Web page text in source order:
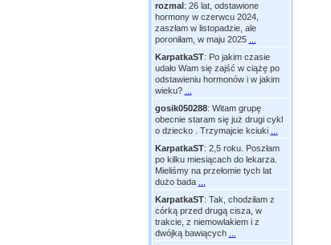
rozmal: 26 lat, odstawione
hormony w czerwcu 2024,
zaszłam w listopadzie, ale
poroniłam, w maju 2025
KarpatkaST: Po jakim czasie
udało Wam się zajść w ciążę po
odstawieniu hormonów i w jakim
wieku?
gosik050288: Witam grupę
obecnie staram się już drugi cykl
o dziecko . Trzymajcie kciuki
KarpatkaST: 2,5 roku. Poszłam
po kilku miesiącach do lekarza.
Mieliśmy na przełomie tych lat
dużo bada
KarpatkaST: Tak, chodziłam z
córką przed drugą cisza, w
trakcie, z niemowlakiem i z
dwójką bawiących